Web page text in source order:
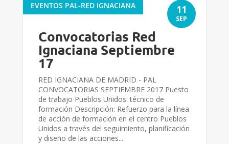
Convocatorias Red
Ignaciana Septiembre
17
EVENTOS PAL-RED IGNACIANA
RED IGNACIANA DE MADRID - PAL
CONVOCATORIAS SEPTIEMBRE 2017 Puesto
de trabajo Pueblos Unidos: técnico de
formación Descripción: Refuerzo para la línea
de acción de formación en el centro Pueblos
Unidos a través del seguimiento, planificación
y diseño de las acciones...
11
SEP